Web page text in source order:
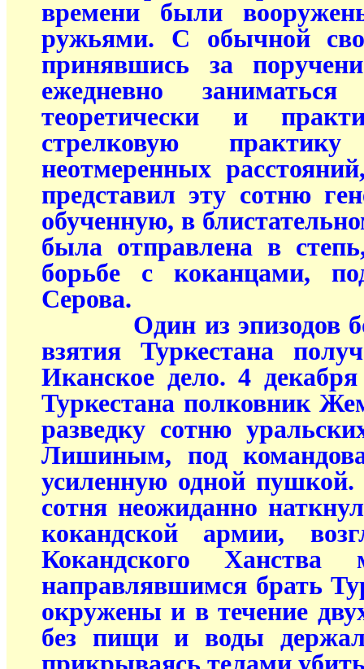
времени были
ружьями. С обычной
принявшись за
ежедневно
теоретически и
стрелковую
неотмеренных
представил эту сотню
обученную, в
была отправлена в
борьбе с коканцами,
Серова.
Один из эпизодов
взятия Туркестана
Иканское дело. 4
Туркестана полковник
разведку сотню
Лишиным, под
усиленную одной
сотня неожиданно
кокандской армии,
Кокандского Ханства
направлявшимся брать
окружены и в течение
без пищи и воды